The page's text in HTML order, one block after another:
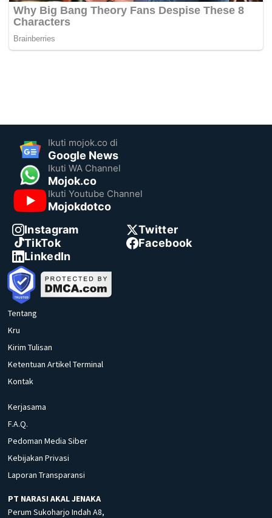
Ikuti mojok.co di
Google News
Ikuti WA Channel
Mojok.co
Ikuti Youtube Channel
Mojokdotco
Instagram
Twitter
TikTok
Facebook
LinkedIn
Tentang
Kru
Kirim Tulisan
Ketentuan Artikel Terminal
Kontak
Kerjasama
F.A.Q.
Pedoman Media Siber
Kebijakan Privasi
Laporan Transparansi
PT NARASI AKAL JENAKA
Perum Sukoharjo Indah A8,